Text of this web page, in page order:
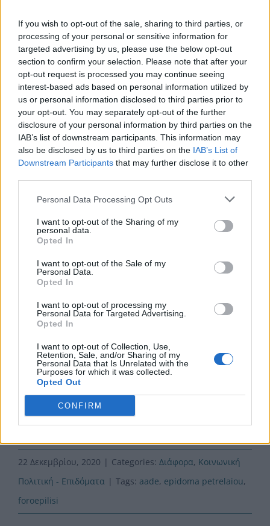
If you wish to opt-out of the sale, sharing to third parties, or
processing of your personal or sensitive information for
targeted advertising by us, please use the below opt-out
section to confirm your selection. Please note that after your
opt-out request is processed you may continue seeing
interest-based ads based on personal information utilized by
us or personal information disclosed to third parties prior to
your opt-out. You may separately opt-out of the further
disclosure of your personal information by third parties on the
IAB’s list of downstream participants. This information may
also be disclosed by us to third parties on the IAB’s List of
Downstream Participants that may further disclose it to other
Personal Data Processing Opt Outs
I want to opt-out of the Sharing of my
personal data.
Opted In
I want to opt-out of the Sale of my
Personal Data.
Opted In
I want to opt-out of processing my
Personal Data for Targeted Advertising.
Opted In
I want to opt-out of Collection, Use,
Retention, Sale, and/or Sharing of my
Personal Data that Is Unrelated with the
Purposes for which it was collected.
Opted Out
CONFIRM
ανάλογα με τατιμολόγια αγοράςως εξής:
– Έως την 31η Ιανουαρίου 2021 για το σύνολο των
αγορών που θα τιμολογηθούν έως την 31η Δεκεμβρίου
2020.
– Έως την 31η Μαρτίου 2021 για το σύνολο των
αγορών που θα τιμολογηθούν έως την 28η
Φεβρουαρίου 2021.
καυσίμων, εκτός του πετρελαίου θέρμανσης, που
τιμολογήθηκαν από την 1η Ιανουαρίου 2021 έως την
28η Φεβρουάριου 2021 στην πλατφόρμα έως την 28η
Φεβρουαρίου 2021.
Επικοινωνήστε με την εταιρεία μας Φοροεπίλυσις Α.Ε.
σε Ηράκλειο και Άγιο Νικόλαο για να υποβάλλετε την
αίτηση σας. Η προθεσμία υποβολής αιτήσεων λήγει
στις 11 Ιανουαρίου 2021. Είμαστε στη διάθεση σας για
οτιδήποτε χρειαστείτε.
22 Δεκεμβρίου, 2020 | Categories: Διάφορα, Κοινωνική
Πολιτική - Επιδόματα | Tags: aade, epidoma petrelaiou,
foroepilisi